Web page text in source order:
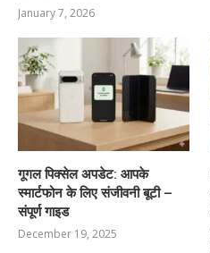
January 7, 2026
गूगल पिक्सेल अपडेट: आपके
स्मार्टफोन के लिए संजीवनी बूटी –
संपूर्ण गाइड
December 19, 2025